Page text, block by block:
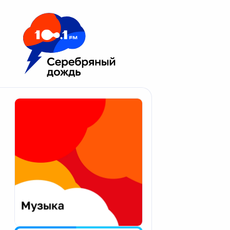
Москва 100.1 FM
Апатиты
Екатеринбург
Калининград
Калуга